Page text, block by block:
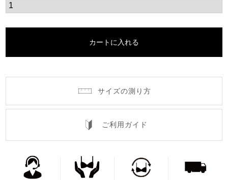
カートに入れる
サイズの測り方
ご利用ガイド